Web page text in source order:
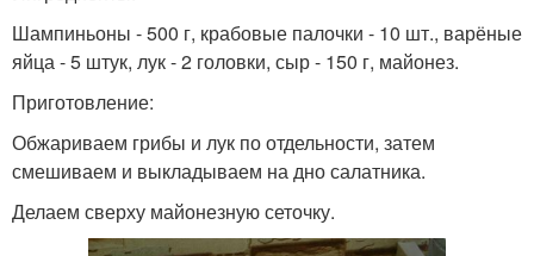
Шампиньоны - 500 г, крабовые палочки - 10 шт., варёные
яйца - 5 штук, лук - 2 головки, сыр - 150 г, майонез.
Приготовление:
Обжариваем грибы и лук по отдельности, затем
смешиваем и выкладываем на дно салатника.
Делаем сверху майонезную сеточку.